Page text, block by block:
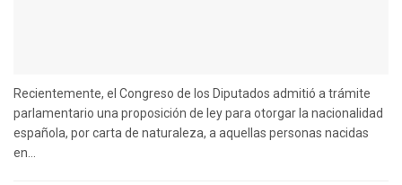
Recientemente, el Congreso de los Diputados admitió a trámite
parlamentario una proposición de ley para otorgar la nacionalidad
española, por carta de naturaleza, a aquellas personas nacidas
en...